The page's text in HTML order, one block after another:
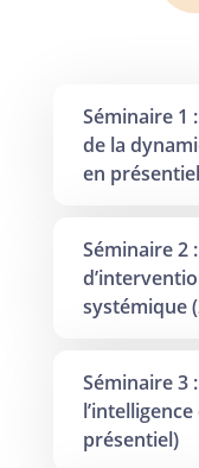
Séminaire 1
de la
en
Séminaire 2
systémique
Séminaire 3
présentiel)